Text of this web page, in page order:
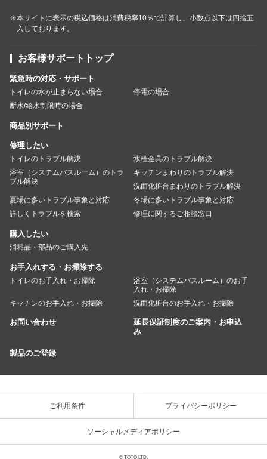
※本サイトに表示の税込価格は消費税率10％で計算し、小数点以下は四捨五
入しております。
お客様サポートトップ
緊急時の対応・サポート
トイレの水が止まらない場合
停電の場合
断水/給水制限時の場合
商品別サポート
修理したい
トイレのトラブル解決
水栓金具のトラブル解決
浴室（システムバスルーム）のトラ
ブル解決
キッチンまわりのトラブル解決
洗面化粧台まわりのトラブル解決
夏場に多いトラブル事象と対応
冬場に多いトラブル事象と対応
詳しくトラブルを検索
修理に関するご相談窓口
購入したい
消耗品・部品のご購入先
お手入れする・お掃除する
トイレのお手入れ・お掃除
浴室（システムバスルーム）のお手
入れ・お掃除
キッチンのお手入れ・お掃除
洗面化粧台のお手入れ・お掃除
お問い合わせ
延長保証制度のご案内・お申込
み
製品のご登録
ご利用条件 プライバシーポリシー
ソーシャルメディアポリシー
© TOTO LTD.